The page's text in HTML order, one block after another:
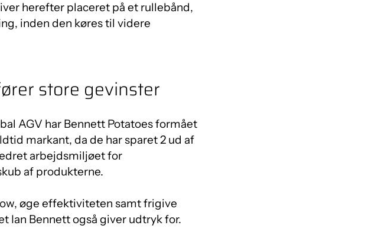
herefter placeret på et rullebånd,
inden den køres til videre
store gevinster
AGV har Bennett Potatoes formået
markant, da de har sparet 2 ud af
arbejdsmiljøet for
af produkterne.
øge effektiviteten samt frigive
Ian Bennett også giver udtryk for.